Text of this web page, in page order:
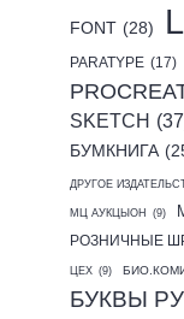
FONT (28)
PARATYPE (17)
SKETCH
БУМКНИГА
ДРУГОЕ
МЦ АУКЦЫОН (9)
РОЗНИЧНЫЕ
ЦЕХ (9)
БУКВЫ